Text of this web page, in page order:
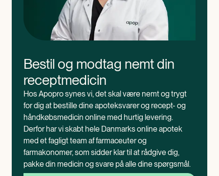
Bestil og modtag nemt din
receptmedicin
Hos Apopro synes vi, det skal være nemt og trygt
for dig at bestille dine apoteksvarer og recept- og
håndkøbsmedicin online med hurtig levering.
Derfor har vi skabt hele Danmarks online apotek
med et fagligt team af farmaceuter og
farmakonomer, som sidder klar til at rådgive dig,
pakke din medicin og svare på alle dine spørgsmål.